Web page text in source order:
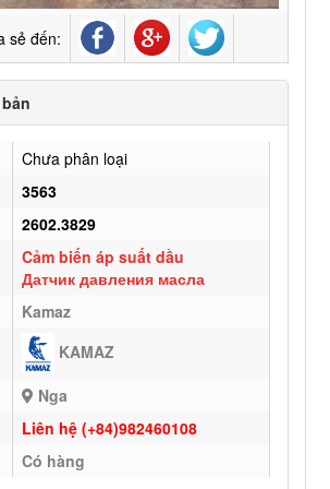
sẻ đến:
Chưa phân loại
3563
2602.3829
Cảm biến áp suất dầu
Датчик давления масла
Kamaz
KAMAZ
Nga
Liên hệ (+84)982460108
Có hàng